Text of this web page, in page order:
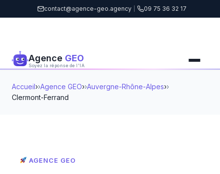
contact@agence-geo.agency 09 75 36 32 17
Agence GEO
Soyez la réponse de l'IA
Accueil› Agence GEO› Auvergne-Rhône-Alpes›
Clermont-Ferrand
AGENCE GEO